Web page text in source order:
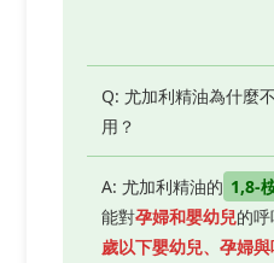
Q: 尤加利精油為什麼
用？
A: 尤加利精油的 1,8-
能對孕婦和嬰幼兒的
歲以下嬰幼兒、孕婦